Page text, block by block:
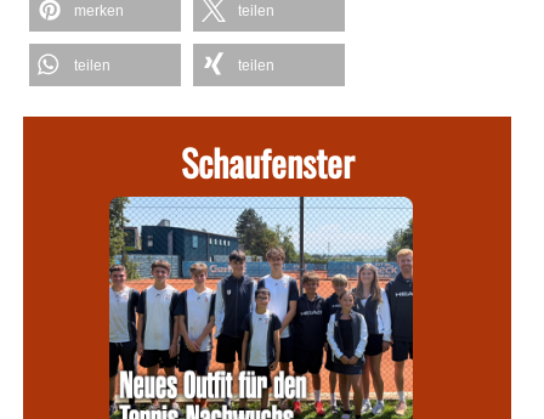
merken teilen
teilen teilen
Schaufenster